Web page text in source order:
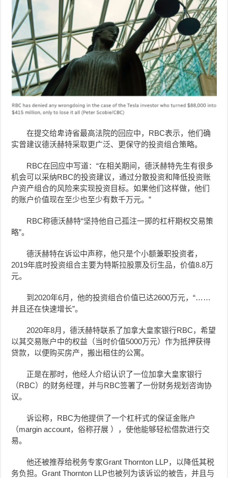
在提交给卑诗省最高法院的回应中，RBC表示，他们确
实曾建议德沃赫特采取更广泛、更保守的投资组合策略。
RBC在回应中写道：“在相关期间，德沃赫特先生有很多
机会可以采纳RBC的投资建议，通过分散投资和降低投资账
户资产组合的风险来实现投资目标。如果他们这样做，他们
的账户价值现在至少也至少有数千万元。”
RBC称德沃赫特“坚持他自己孤注一掷的杠杆期权交易策
略”。
德沃赫特在诉讼中声称，他只是个小额兼职投资者，
2019年底时投资组合主要为特斯拉股票及衍生品，价值8.8万
元。
到2020年6月，他的投资组合价值已达2600万元，“……
并且还在快速增长”。
2020年8月，德沃赫特联系了加拿大皇家银行RBC，希望
以其交易账户中的权益（当时价值5000万元）作为抵押获得
贷款，以便购买房产，搬出租住的公寓。
正是在那时，他经人介绍认识了一位加拿大皇家银行
（RBC）的财务经理，并与RBC签署了一份财务规划咨询协
议。
诉讼称，RBC为他提供了一个杠杆式的保证金账户
（margin account，俗称孖展 ），使他能够轻松借款进行交
易。
他还被推荐给税务专家Grant Thornton LLP，以降低其税
务负担。Grant Thornton LLP也被列为该诉讼的被告，并且与